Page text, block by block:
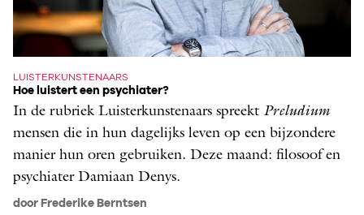
LUISTERKUNSTENAARS
Hoe luistert een psychiater?
In de rubriek Luisterkunstenaars spreekt ­ Preludium
mensen die in hun dagelijks leven op een bijzondere
manier hun oren gebruiken. Deze maand: filosoof en
psychiater Damiaan Denys.
door Frederike Berntsen